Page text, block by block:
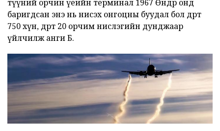
түүний орчин үеийн терминал 1967 Өнөөдөр онд
баригдсан энэ нь нисэх онгоцны буудал бол өдөрт
750 хүн, өдөрт 20 орчим нислэгийн дунджаар
үйлчилж анги Б.